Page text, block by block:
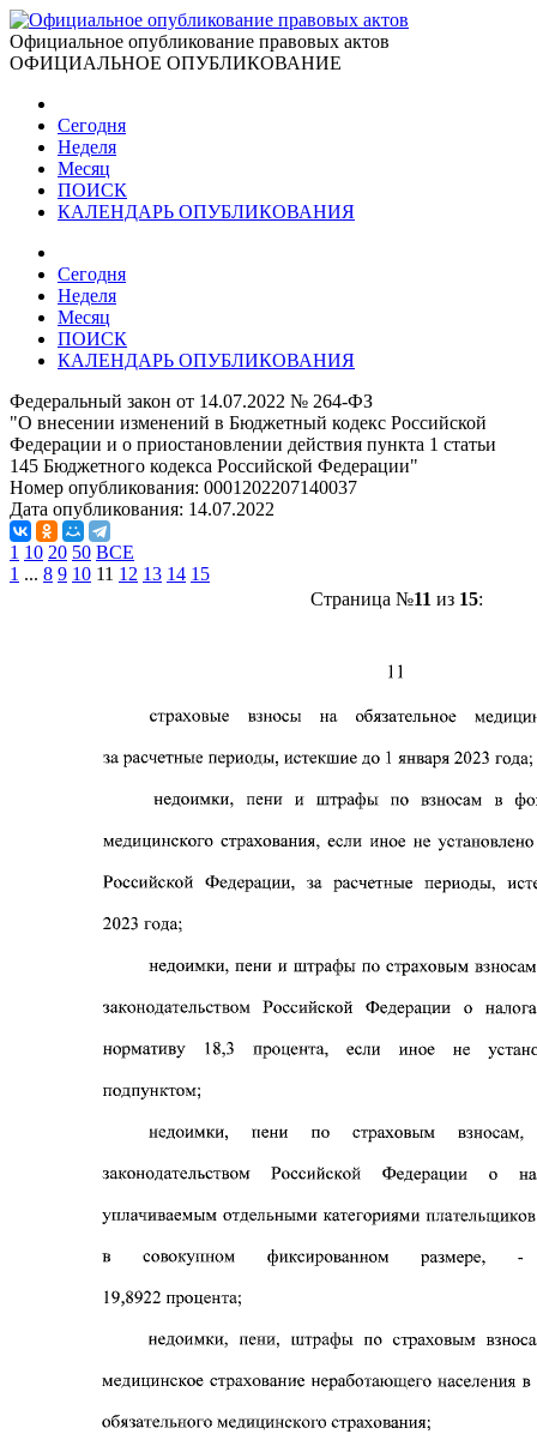
Официальное опубликование правовых актов
ОФИЦИАЛЬНОЕ ОПУБЛИКОВАНИЕ
Сегодня
Неделя
Месяц
ПОИСК
КАЛЕНДАРЬ ОПУБЛИКОВАНИЯ
Сегодня
Неделя
Месяц
ПОИСК
КАЛЕНДАРЬ ОПУБЛИКОВАНИЯ
Федеральный закон от 14.07.2022 № 264-ФЗ
"О внесении изменений в Бюджетный кодекс Российской
Федерации и о приостановлении действия пункта 1 статьи
145 Бюджетного кодекса Российской Федерации"
Номер опубликования: 0001202207140037
Дата опубликования: 14.07.2022
1 10 20 50 ВСЕ
1 ... 8 9 10 11 12 13 14 15
Страница №11 из 15: